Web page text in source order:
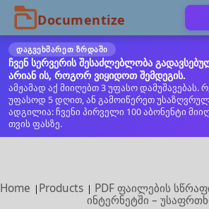
ᲓᲐᲒᲕᲔᲮᲛᲐᲠᲔᲗ ᲖᲠᲓᲐᲨᲘ
ჩვენ სერვერის შესაძლებლობა
არიან ის, როგორ ვიყიდოთ შემდეგის.
ამჟამად აქ მიიღებთ 3 უფასო დამუშავებას.
უფასოდ 5 დღით, ან გამოიწერეთ
ადგილია: ჩვენი პირველი 100 აბონენტი
თვის ფასზე.
Home Products
PDF ფაილების
ინტერნეტში –